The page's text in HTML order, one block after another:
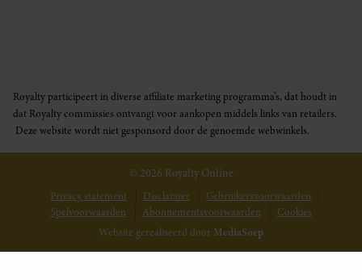
Royalty participeert in diverse affiliate marketing programma’s, dat houdt in
dat Royalty commissies ontvangt voor aankopen middels links van retailers.
Deze website wordt niet gesponsord door de genoemde webwinkels.
© 2026 Royalty Online
Privacy statement Disclaimer
Gebruikersvoorwaarden
Spelvoorwaarden
Abonnementsvoorwaarden
Cookies
Website gerealiseerd door MediaSoep